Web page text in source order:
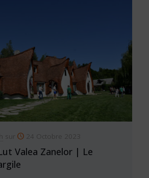
sur 24 Octobre 2023
Valea Zanelor | Le